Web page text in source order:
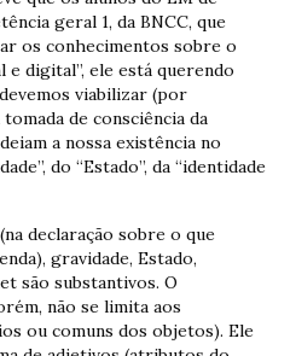
geral 1, da BNCC, que
os conhecimentos sobre o
digital”, ele está querendo
viabilizar (por
de consciência da
a nossa existência no
do “Estado”, da “identidade
declaração sobre o que
gravidade, Estado,
são substantivos. O
não se limita aos
ou comuns dos objetos). Ele